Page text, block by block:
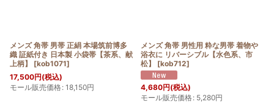
メンズ 角帯 男帯 正絹 本場筑前博多
織 証紙付き 日本製 小袋帯【茶系、献
上柄】
[kob1071]
17,500円(税込)
モール販売価格: 18,150円
メンズ 角帯 男性用 粋な男帯 着物や
浴衣に リバーシブル【水色系、市
松】
[kob712]
4,680円(税込)
モール販売価格: 5,280円